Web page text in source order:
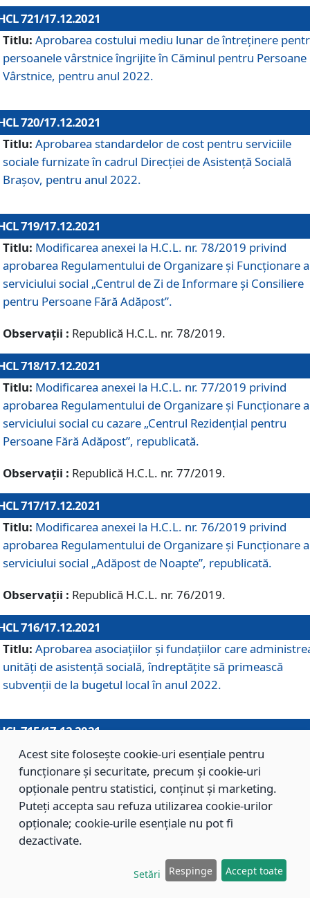
721/17.12.2021
Titlu: Aprobarea costului mediu lunar de întreţinere
persoanele vârstnice îngrijite în Căminul pentru Persoane
Vârstnice, pentru anul 2022.
720/17.12.2021
Titlu: Aprobarea standardelor de cost pentru serviciile
sociale furnizate în cadrul Direcției de Asistență Socială
Brașov, pentru anul 2022.
719/17.12.2021
Titlu: Modificarea anexei la H.C.L. nr. 78/2019 privind
aprobarea Regulamentului de Organizare și Funcționare
serviciului social „Centrul de Zi de Informare şi Consiliere
pentru Persoane Fără Adăpost”.
Observații : Republică H.C.L. nr. 78/2019.
718/17.12.2021
Titlu: Modificarea anexei la H.C.L. nr. 77/2019 privind
aprobarea Regulamentului de Organizare și Funcționare
serviciului social cu cazare „Centrul Rezidențial pentru
Persoane Fără Adăpost”, republicată.
Observații : Republică H.C.L. nr. 77/2019.
717/17.12.2021
Titlu: Modificarea anexei la H.C.L. nr. 76/2019 privind
aprobarea Regulamentului de Organizare şi Funcționare
serviciului social „Adăpost de Noapte”, republicată.
Observații : Republică H.C.L. nr. 76/2019.
716/17.12.2021
Titlu: Aprobarea asociaţiilor şi fundaţiilor care
unităţi de asistenţă socială, îndreptăţite să primească
subvenţii de la bugetul local în anul 2022.
715/17.12.2021
Titlu: Aprobarea Planului de acţiuni sau lucrări de interes
local pentru anul 2022.
714/17.12.2021
Titlu: Modificarea Anexei la H.C.L. nr. 709/2020 privind
aprobarea Regulamentului de Organizare şi Funcţionare
Direcţiei de Asistenţă Socială Braşov.
Acest site folosește cookie-uri esențiale pentru
funcționare și securitate, precum și cookie-uri
opționale pentru statistici, conținut și marketing.
Puteți accepta sau refuza utilizarea cookie-urilor
opționale; cookie-urile esențiale nu pot fi
dezactivate.
Setări Respinge Accept toate